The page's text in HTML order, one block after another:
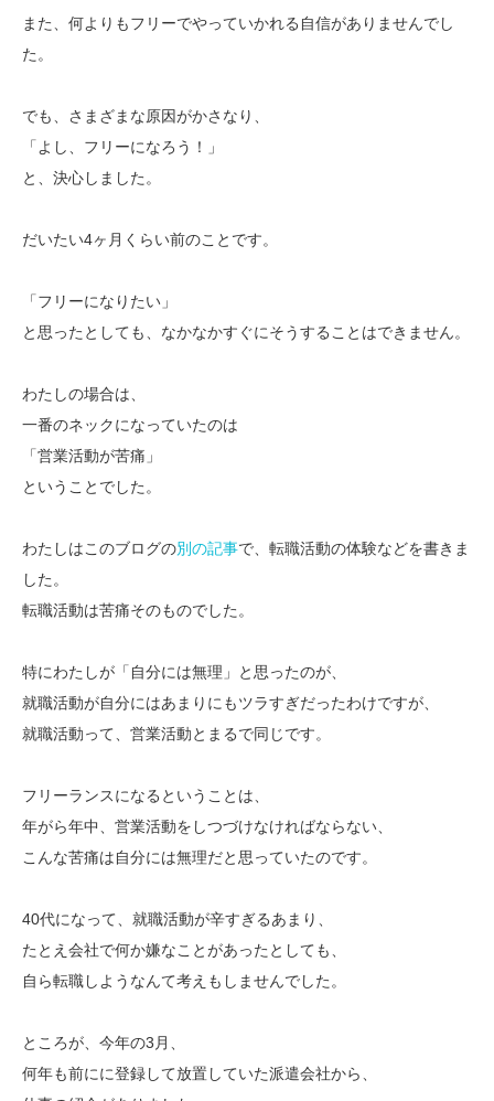
また、何よりもフリーでやっていかれる自信がありませんでし
た。
でも、さまざまな原因がかさなり、
「よし、フリーになろう！」
と、決心しました。
だいたい4ヶ月くらい前のことです。
「フリーになりたい」
と思ったとしても、なかなかすぐにそうすることはできません。
わたしの場合は、
一番のネックになっていたのは
「営業活動が苦痛」
ということでした。
わたしはこのブログの別の記事で、転職活動の体験などを書きま
した。
転職活動は苦痛そのものでした。
特にわたしが「自分には無理」と思ったのが、
就職活動が自分にはあまりにもツラすぎだったわけですが、
就職活動って、営業活動とまるで同じです。
フリーランスになるということは、
年がら年中、営業活動をしつづけなければならない、
こんな苦痛は自分には無理だと思っていたのです。
40代になって、就職活動が辛すぎるあまり、
たとえ会社で何か嫌なことがあったとしても、
自ら転職しようなんて考えもしませんでした。
ところが、今年の3月、
何年も前にに登録して放置していた派遣会社から、